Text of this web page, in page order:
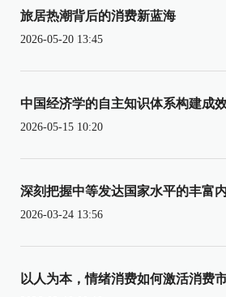
旅居热潮背后的消费新蓝海
2026-05-20 13:45
中国经济学的自主知识体系构建成
2026-05-15 10:20
深刻把握中等发达国家水平的丰富
2026-03-24 13:56
以人为本，情绪消费如何激活消费